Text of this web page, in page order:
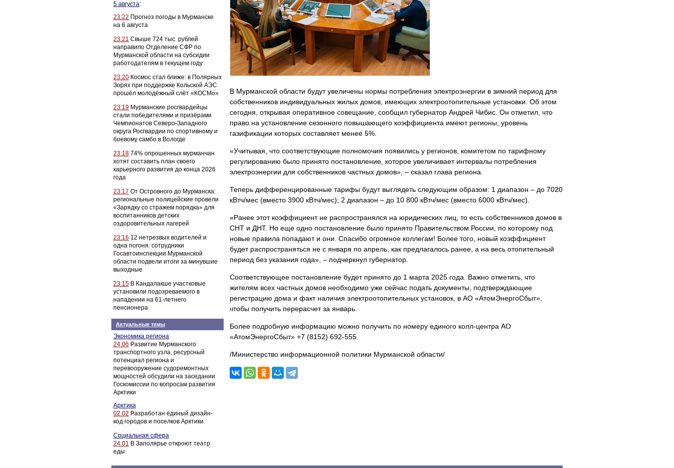
5 августа:
23:22 Прогноз погоды в Мурманске
на 6 августа
23:21 Свыше 724 тыс. рублей
направило Отделение СФР по
Мурманской области на субсидии
работодателям в текущем году
23:20 Космос стал ближе: в Полярных
Зорях при поддержке Кольской АЭС
прошёл молодёжный слёт «КОСМо»
23:19 Мурманские росгвардейцы
стали победителями и призёрами
Чемпионатов Северо-Западного
округа Росгвардии по спортивному и
боевому самбо в Вологде
23:18 74% опрошенных мурманчан
хотят составить план своего
карьерного развития до конца 2026
года
23:17 От Островного до Мурманска:
региональные полицейские провели
«Зарядку со стражем порядка» для
воспитанников детских
оздоровительных лагерей
23:16 12 нетрезвых водителей и
одна погоня: сотрудники
Госавтоинспекции Мурманской
области подвели итоги за минувшие
выходные
23:15 В Кандалакше участковые
установили подозреваемого в
нападении на 61-летнего
пенсионера
Актуальные темы
Экономика региона
24.06 Развитие Мурманского
транспортного узла, ресурсный
потенциал региона и
перевооружение судоремонтных
мощностей обсудили на заседании
Госкомиссии по вопросам развития
Арктики
Арктика
02.02 Разработан единый дизайн-
код городов и поселков Арктики
Социальная сфера
24.01 В Заполярье откроют театр
еды
В Мурманской области будут увеличены нормы потребления электроэнергии в зимний период для
собственников индивидуальных жилых домов, имеющих электроотопительные установки. Об этом
сегодня, открывая оперативное совещание, сообщил губернатор Андрей Чибис. Он отметил, что
право на установление сезонного повышающего коэффициента имеют регионы, уровень
газификации которых составляет менее 5%.
«Учитывая, что соответствующие полномочия появились у регионов, комитетом по тарифному
регулированию было принято постановление, которое увеличивает интервалы потребления
электроэнергии для собственников частных домов», – сказал глава региона.
Теперь дифференцированные тарифы будут выглядеть следующим образом: 1 диапазон – до 7020
кВтч/мес (вместо 3900 кВтч/мес); 2 диапазон – до 10 800 кВтч/мес (вместо 6000 кВтч/мес).
«Ранее этот коэффициент не распространялся на юридических лиц, то есть собственников домов в
СНТ и ДНТ. Но еще одно постановление было принято Правительством России, по которому под
новые правила попадают и они. Спасибо огромное коллегам! Более того, новый коэффициент
будет распространяться не с января по апрель, как предлагалось ранее, а на весь отопительный
период без указания года», – подчеркнул губернатор.
Соответствующее постановление будет принято до 1 марта 2025 года. Важно отметить, что
жителям всех частных домов необходимо уже сейчас подать документы, подтверждающие
регистрацию дома и факт наличия электроотопительных установок, в АО «АтомЭнергоСбыт»,
чтобы получить перерасчет за январь.
Более подробную информацию можно получить по номеру единого колл-центра АО
«АтомЭнергоСбыт» +7 (8152) 692-555.
/Министерство информационной политики Мурманской области/